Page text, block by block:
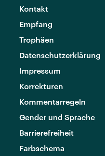
Kontakt
Empfang
Trophäen
Datenschutzerklärung
Impressum
Korrekturen
Kommentarregeln
Gender und Sprache
Barrierefreiheit
Farbschema